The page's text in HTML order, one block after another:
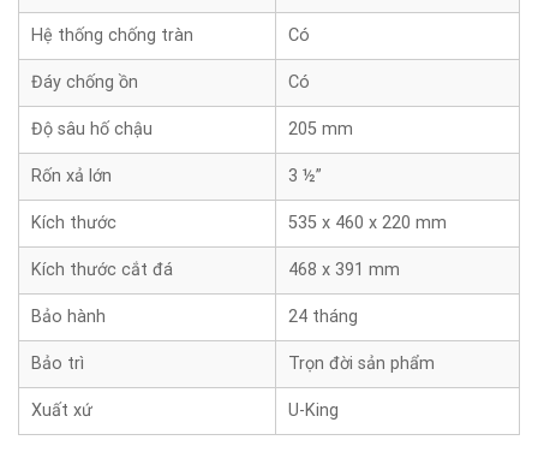
Hệ thống chống tràn Có
Đáy chống ồn Có
Độ sâu hố chậu 205 mm
Rốn xả lớn 3 ½”
Kích thước 535 x 460 x 220 mm
Kích thước cắt đá 468 x 391 mm
Bảo hành 24 tháng
Bảo trì Trọn đời sản phẩm
Xuất xứ U-King